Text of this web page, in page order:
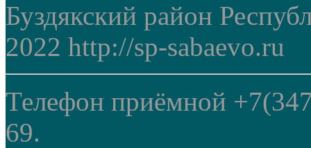
Буздякский район
2022 http://sp-sabaevo.ru
Телефон приёмной
69.